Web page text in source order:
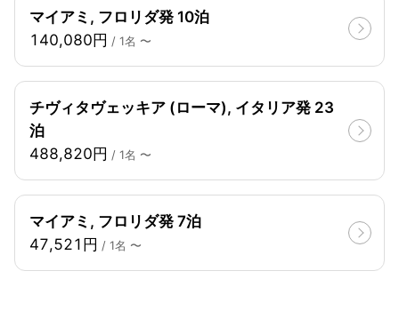
マイアミ, フロリダ発 10泊
140,080円 / 1名 〜
チヴィタヴェッキア (ローマ), イタリア発 23
泊
488,820円 / 1名 〜
マイアミ, フロリダ発 7泊
47,521円 / 1名 〜